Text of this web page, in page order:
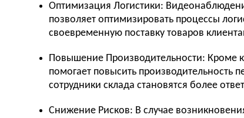
Оптимизация Логистики:
позволяет оптимизировать процессы
своевременную поставку товаров
Повышение Производительности: Кроме
помогает повысить производительность
сотрудники склада становятся более
Снижение Рисков: В случае